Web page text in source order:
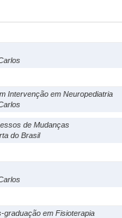
Intervenção em Neuropediatria
de Mudanças
do Brasil
graduação em Fisioterapia